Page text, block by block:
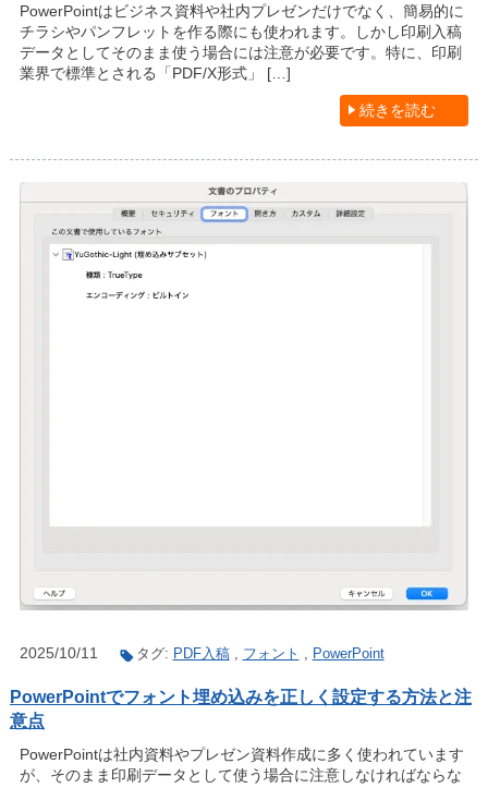
PowerPointはビジネス資料や社内プレゼンだけでなく、簡易的に
チラシやパンフレットを作る際にも使われます。しかし印刷入稿
データとしてそのまま使う場合には注意が必要です。特に、印刷
業界で標準とされる「PDF/X形式」 […]
続きを読む
2025/10/11 タグ: PDF入稿, フォント PowerPoint
PowerPointでフォント埋め込みを正しく設定する方法と注
意点
PowerPointは社内資料やプレゼン資料作成に多く使われています
が、そのまま印刷データとして使う場合に注意しなければならな